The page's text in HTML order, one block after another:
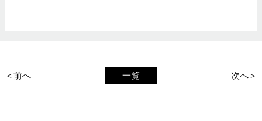
一覧
＜前へ 次へ＞